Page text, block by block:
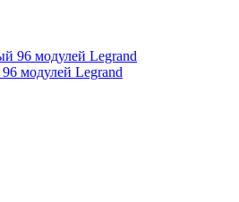
модулей Legrand